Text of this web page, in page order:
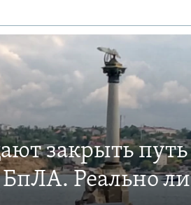
закрыть путь
Реально ли